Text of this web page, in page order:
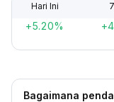
Hari Ini
+5.20%
Bagaimana